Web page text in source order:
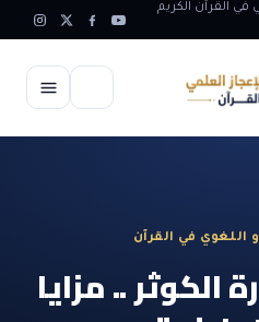
القرآن الكريم
و اللغوي في القرآن
.. مزايا